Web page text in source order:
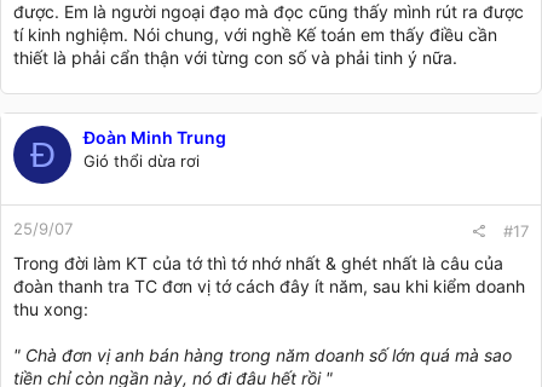
được. Em là người ngoại đạo mà đọc cũng thấy mình rút ra được
tí kinh nghiệm. Nói chung, với nghề Kế toán em thấy điều cần
thiết là phải cẩn thận với từng con số và phải tinh ý nữa.
Đ Đoàn Minh Trung
Gió thổi dừa rơi
25/9/07 #17
Trong đời làm KT của tớ thì tớ nhớ nhất & ghét nhất là câu của
đoàn thanh tra TC đơn vị tớ cách đây ít năm, sau khi kiểm doanh
thu xong:
" Chà đơn vị anh bán hàng trong năm doanh số lớn quá mà sao
tiền chỉ còn ngần này, nó đi đâu hết rồi "